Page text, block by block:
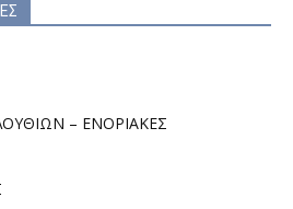
– ΕΝΟΡΙΑΚΕΣ